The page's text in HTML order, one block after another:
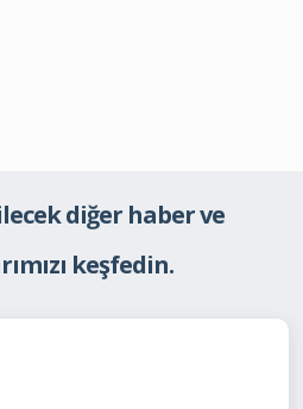
diğer haber ve
keşfedin.